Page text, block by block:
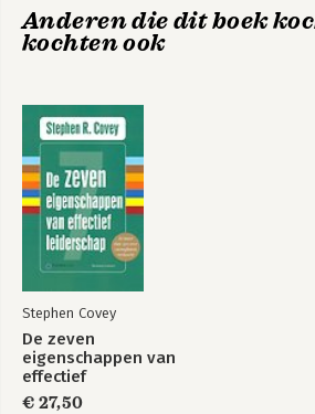
Anderen die dit boek
kochten ook
Stephen Covey
De zeven
eigenschappen van
effectief
leiderschap
€ 27,50